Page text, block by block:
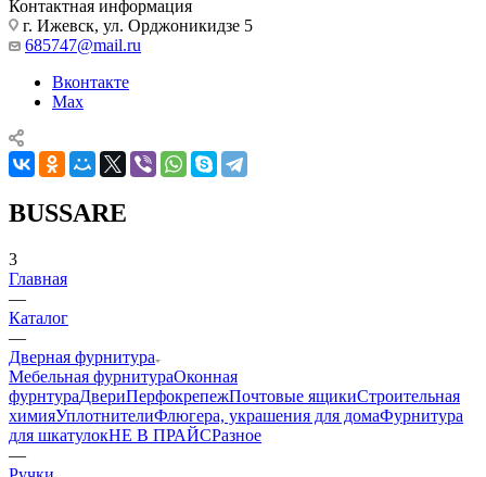
Контактная информация
г. Ижевск, ул. Орджоникидзе 5
685747@mail.ru
Вконтакте
Max
BUSSARE
3
Главная
—
Каталог
—
Дверная фурнитура
Мебельная фурнитураОконная
фурнтураДвериПерфокрепежПочтовые ящикиСтроительная
химияУплотнителиФлюгера, украшения для домаФурнитура
для шкатулокНЕ В ПРАЙСРазное
—